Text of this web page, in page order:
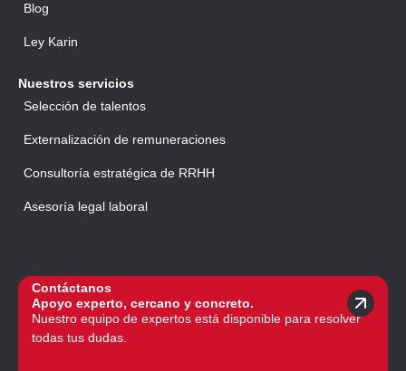
Blog
Ley Karin
Nuestros servicios
Selección de talentos
Externalización de remuneraciones
Consultoría estratégica de RRHH
Asesoría legal laboral
Contáctanos
Apoyo experto, cercano y concreto.
Nuestro equipo de expertos está disponible para resolver
todas tus dudas.